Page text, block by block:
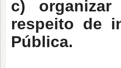
c)
respeito de
Pública.